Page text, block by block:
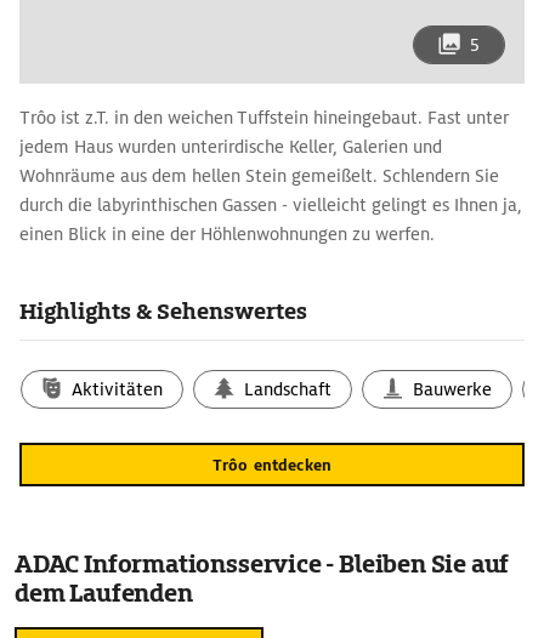
5
Trôo ist z.T. in den weichen Tuffstein hineingebaut. Fast unter
jedem Haus wurden unterirdische Keller, Galerien und
Wohnräume aus dem hellen Stein gemeißelt. Schlendern Sie
durch die labyrinthischen Gassen - vielleicht gelingt es Ihnen ja,
einen Blick in eine der Höhlenwohnungen zu werfen.
flussabwärts auf dem linken Loir-Ufer, ebenso die Stalagtiten
der vielen unterirdischen Hohlräume an der Hauptstraße.
Highlights & Sehenswertes
Aktivitäten Landschaft Bauwerke
Trôo entdecken
ADAC Informationsservice - Bleiben Sie auf
dem Laufenden